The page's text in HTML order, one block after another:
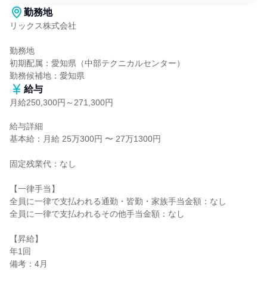
勤務地
リックス株式会社
勤務地
初期配属：愛知県（中部テクニカルセンター）
勤務候補地：愛知県
給与
月給250,300円～271,300円
給与詳細
基本給：月給 25万300円 〜 27万1300円
固定残業代：なし
【一律手当】
全員に一律で支払われる通勤・皆勤・家族手当金額：なし
全員に一律で支払われるその他手当金額：なし
【昇給】
年1回
備考：4月